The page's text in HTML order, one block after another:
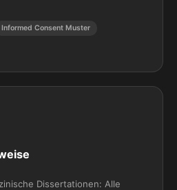
Informed Consent Muster
Dissertationen: Alle